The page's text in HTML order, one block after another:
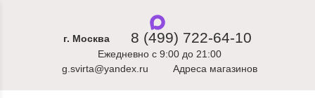
г. Москва 8 (499) 722-64-10
Ежедневно с 9:00 до 21:00
g.svirta@yandex.ru
Адреса магазинов